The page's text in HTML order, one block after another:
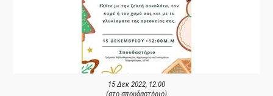
15 Δεκ 2022, 12:00
(στο σπουδαστήριο)